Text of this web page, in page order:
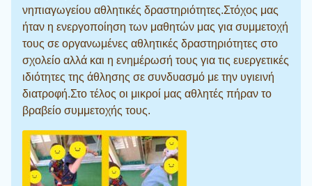
νηπιαγωγείου αθλητικές δραστηριότητες.Στόχος μας
ήταν η ενεργοποίηση των μαθητών μας για συμμετοχή
τους σε οργανωμένες αθλητικές δραστηριότητες στο
σχολείο αλλά και η ενημέρωσή τους για τις ευεργετικές
ιδιότητες της άθλησης σε συνδυασμό με την υγιεινή
διατροφή.Στο τέλος οι μικροί μας αθλητές πήραν το
βραβείο συμμετοχής τους.